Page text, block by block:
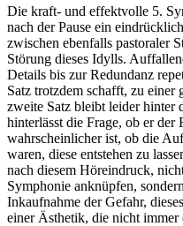
Die kraft- und effektvolle 5.
nach der Pause ein
zwischen ebenfalls pastoraler
Störung dieses Idylls.
Details bis zur Redundanz
Satz trotzdem schafft, zu einer
zweite Satz bleibt leider hinter
hinterlässt die Frage, ob er der
wahrscheinlicher ist, ob die
waren, diese entstehen zu
nach diesem Höreindruck,
Symphonie anknüpfen,
Inkaufnahme der Gefahr,
einer Ästhetik, die nicht immer